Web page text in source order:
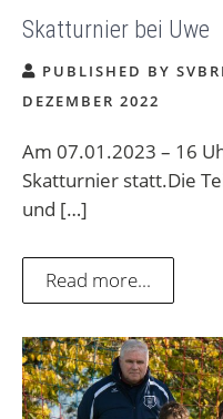
Skatturnier bei Uwe
PUBLISHED BY
DEZEMBER 2022
Am 07.01.2023 – 16
Skatturnier statt.Die
und […]
Read more...